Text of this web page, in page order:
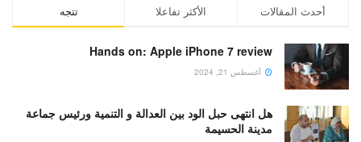
تتجه الأكثر تفاعلا أحدث المقالات
Hands on: Apple iPhone 7 review
أغسطس 21, 2024
هل انتهى حبل الود بين العدالة و التنمية ورئيس جماعة
مدينة الحسيمة